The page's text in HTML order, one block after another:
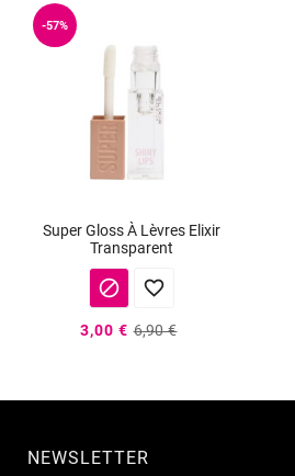
-57%
Super Gloss À Lèvres Elixir
Transparent
 
3,00 € 6,90 €
NEWSLETTER